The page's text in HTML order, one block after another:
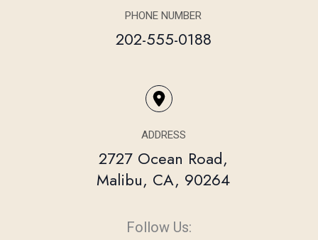
PHONE NUMBER
202-555-0188
ADDRESS
2727 Ocean Road,
Malibu, CA, 90264
Follow Us: